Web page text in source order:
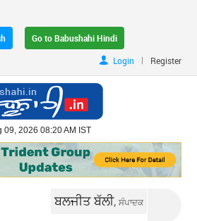
Go to Babushahi Hindi
Login
| Register
09, 2026 08:20 AM IST
ਬਲਜੀਤ ਬੱਲੀ,ਸੰਪਾਦਕ